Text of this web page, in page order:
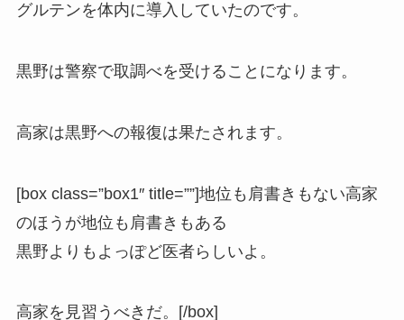
グルテンを体内に導入していたのです。
黒野は警察で取調べを受けることになります。
高家は黒野への報復は果たされます。
[box class=”box1″ title=””]地位も肩書きもない高家
のほうが地位も肩書きもある
黒野よりもよっぽど医者らしいよ。
高家を見習うべきだ。[/box]